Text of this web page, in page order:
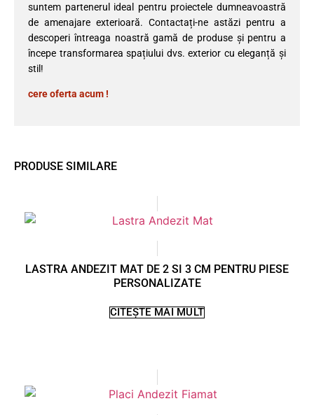
PRODUSE SIMILARE
LASTRA ANDEZIT MAT DE 2 SI 3 CM PENTRU PIESE
PERSONALIZATE
CITEȘTE MAI MULT
suntem partenerul ideal pentru proiectele dumneavoastră
de amenajare exterioară. Contactați-ne astăzi pentru a
descoperi întreaga noastră gamă de produse și pentru a
începe transformarea spațiului dvs. exterior cu eleganță și
stil!
cere oferta acum !